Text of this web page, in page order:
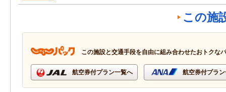
この施
この施設と交通手段を自由に組み合わせたおトクな
航空券付プラン一覧へ 航空券付プラ